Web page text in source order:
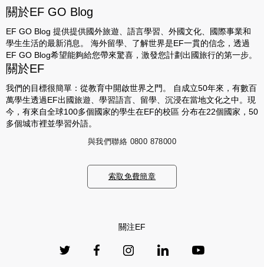
關於EF GO Blog
EF GO Blog 提供提供國外旅遊、語言學習、外國文化、國際事業和
學生生活的最新消息。 海外留學、了解世界是EF一貫的信念，透過
EF GO Blog希望能夠給您帶來驚喜，激發您計劃出國旅行的第一步。
關於EF
我們的目標很簡單：從教育中開啟世界之門。 自成立50年來，有數百
萬學生透過EF出國旅遊、學習語言、留學、沉浸在當地文化之中。現
今，有來自全球100多個國家的學生在EF的校區 分布在22個國家，50
多個城市裡並學習外語。
與我們聯絡 0800 878000
索取免費簡章
關注EF